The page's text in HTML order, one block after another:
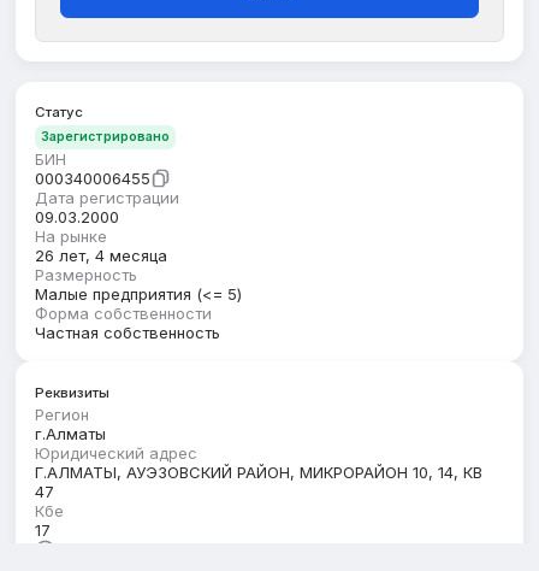
Статус
Зарегистрировано
БИН
000340006455
Дата регистрации
09.03.2000
На рынке
26 лет, 4 месяца
Размерность
Малые предприятия (<= 5)
Форма собственности
Частная собственность
Реквизиты
Регион
г.Алматы
Юридический адрес
Г.АЛМАТЫ, АУЭЗОВСКИЙ РАЙОН, МИКРОРАЙОН 10, 14, КВ
47
Кбе
17